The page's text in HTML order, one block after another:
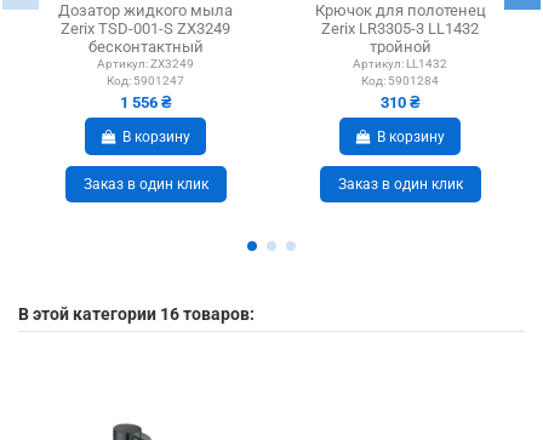
Дозатор жидкого мыла
Zerix TSD-001-S ZX3249
бесконтактный
Артикул:ZX3249
Код: 5901247
1 556 ₴
В корзину
Заказ в один клик
Крючок для полотенец
Zerix LR3305-3 LL1432
тройной
Артикул: LL1432
Код: 5901284
310 ₴
В корзину
Заказ в один клик
В этой категории 16 товаров: